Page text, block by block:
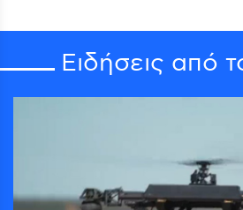
Ειδήσεις από